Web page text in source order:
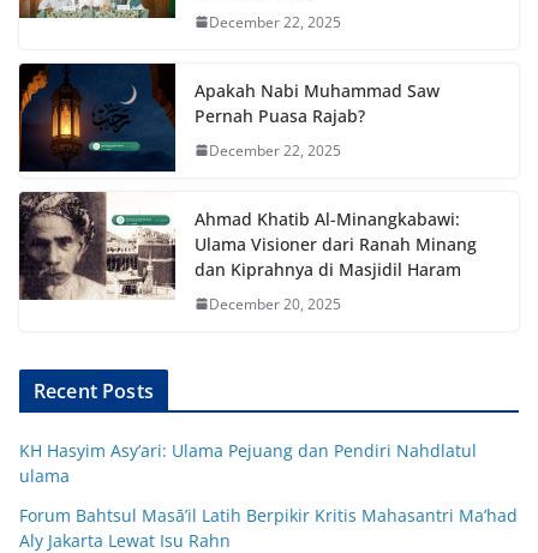
December 22, 2025
Apakah Nabi Muhammad Saw
Pernah Puasa Rajab?
December 22, 2025
Ahmad Khatib Al-Minangkabawi:
Ulama Visioner dari Ranah Minang
dan Kiprahnya di Masjidil Haram
December 20, 2025
Recent Posts
KH Hasyim Asy’ari: Ulama Pejuang dan Pendiri Nahdlatul
ulama
Forum Bahtsul Masā’il Latih Berpikir Kritis Mahasantri Ma’had
Aly Jakarta Lewat Isu Rahn